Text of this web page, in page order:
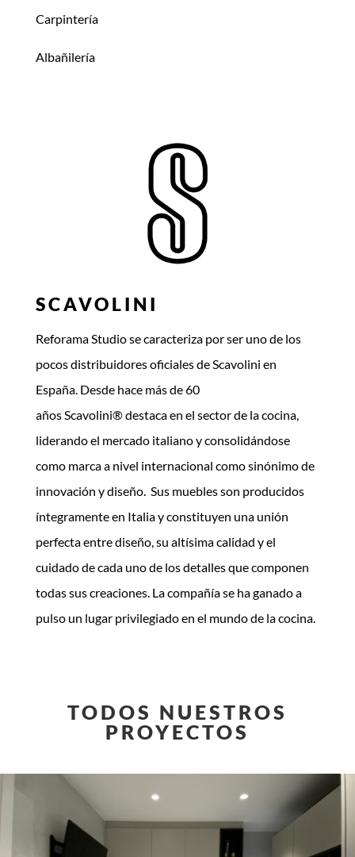
Carpintería
Albañilería
SCAVOLINI
Reforama Studio se caracteriza por ser uno de los
pocos distribuidores oficiales de Scavolini en
España. Desde hace más de 60
años Scavolini® destaca en el sector de la cocina,
liderando el mercado italiano y consolidándose
como marca a nivel internacional como sinónimo de
innovación y diseño. Sus muebles son producidos
íntegramente en Italia y constituyen una unión
perfecta entre diseño, su altísima calidad y el
cuidado de cada uno de los detalles que componen
todas sus creaciones. La compañía se ha ganado a
pulso un lugar privilegiado en el mundo de la cocina.
TODOS NUESTROS
PROYECTOS